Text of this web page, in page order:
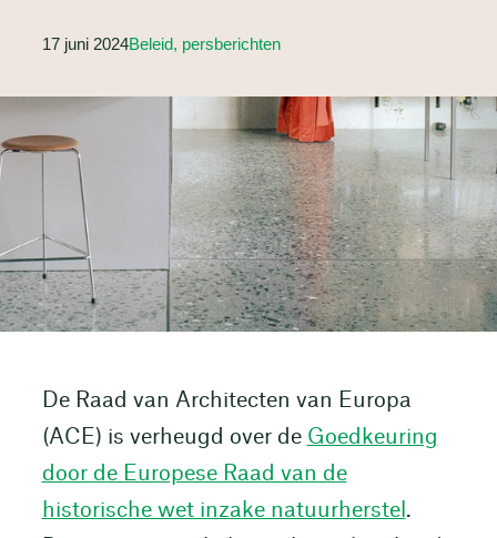
17 juni 2024Beleid, persberichten
De Raad van Architecten van Europa
(ACE) is verheugd over de Goedkeuring
door de Europese Raad van de
historische wet inzake natuurherstel .